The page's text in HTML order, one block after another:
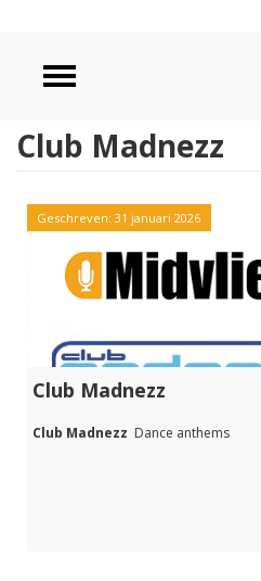
Club Madnezz
Geschreven: 31 januari 2026
Club Madnezz
Club Madnezz Dance anthems